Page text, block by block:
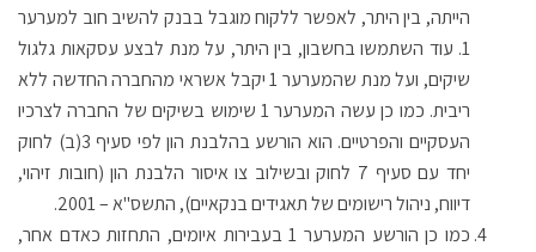
הייתה, בין היתר, לאפשר ללקוח מוגבל בבנק להשיב חוב למערער
1. עוד השתמשו בחשבון, בין היתר, על מנת לבצע עסקאות גלגול
שיקים, ועל מנת שהמערער 1 יקבל אשראי מהחברה החדשה ללא
ריבית. כמו כן עשה המערער 1 שימוש בשיקים של החברה לצרכיו
העסקיים והפרטיים. הוא הורשע בהלבנת הון לפי סעיף 3(ב) לחוק
יחד עם סעיף 7 לחוק ובשילוב צו איסור הלבנת הון (חובות זיהוי,
דיווח, ניהול רישומים של תאגידים בנקאיים), התשס"א – 2001.
כמו כן הורשע המערער 1 בעבירות איומים, התחזות כאדם אחר,